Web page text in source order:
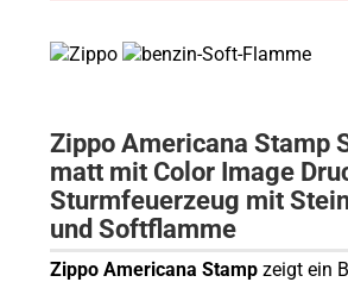
Zippo Americana Stamp
matt mit Color Image
Sturmfeuerzeug mit
und Softflamme
Zippo Americana Stampzeigt ein